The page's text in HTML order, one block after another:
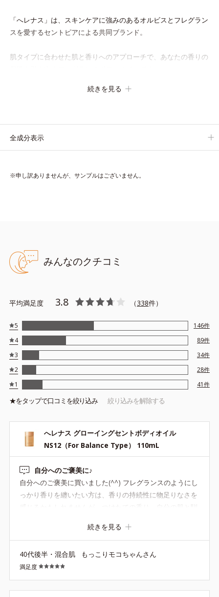
「へレナス」は、スキンケアに強みのあるオルビスとフレグラン
スを愛するセントピアによる共同ブランド。
肌タイプに合わせた肌と香りへのアプローチで、あなたの香りの
せん。「ヘレナス」では一人ひとりが持つ肌の香り「スキンセン
果的に広げます。
【OS09】油分が多い肌に。さっぱりした柑橘にスパイスをプラ
スした、植物の生命力を感じさせる香り。
く、体臭のような“ニオイ”でもない、自然な“いい匂い”を目指し
【ご使用方法】
お風呂上がりのボディケアとして、マッサージするように適量を
塗布してください。
また朝にデコルテや腕に使用すると、穏やかないい匂いが日中も
続きます。塗り重ねることで“自然ないい匂い”を長時間お楽しみ
いただけます。
ス＝保湿成分
*1乳酸捍菌/セイヨウナシ果汁発酵液 *2ダマスクバラ花油
続きを見る
全成分表示
※申し訳ありませんが、サンプルはございません。
みんなのクチコミ
平均満足度 3.8 （338件）
5 146件
4
89件
3
34件
2
28件
1
41件
★をタップで口コミを絞り込み 絞り込みを解除する
へレナス グローイングセントボディオイル
NS12（For Balance Type） 110mL
自分へのご褒美に♪
自分へのご褒美に買いました(^^) フレグランスのようにし
っかり香りを纏いたい方は、香りの持続性に物足りなさを
っと疲れた時のマッサージや、朝の気合いを入れたい時な
ど、さまざまなシーンでお世話になっています(^^)ヘレナ
スの香りのヘアオイルも欲しいなぁ(^^)
続きを見る
40代後半・混合肌 もっこりモコちゃんさん
満足度